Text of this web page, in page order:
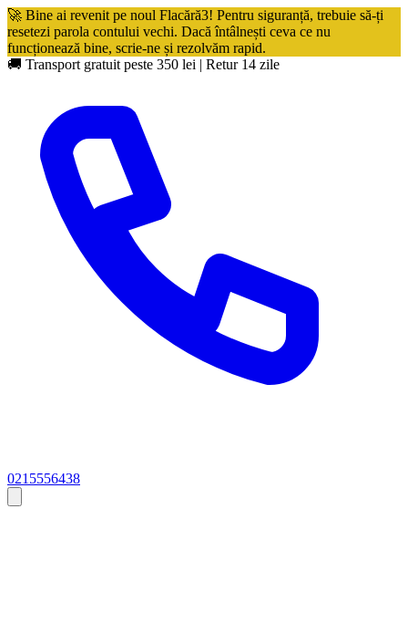
🚀 Bine ai revenit pe noul Flacără3! Pentru siguranță, trebuie să-ți
resetezi parola contului vechi. Dacă întâlnești ceva ce nu
funcționează bine, scrie-ne și rezolvăm rapid.
🚚 Transport gratuit peste 350 lei | Retur 14 zile
0215556438